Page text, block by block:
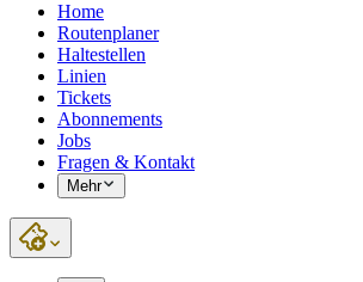
Home
Routenplaner
Haltestellen
Linien
Tickets
Abonnements
Jobs
Fragen & Kontakt
Mehr